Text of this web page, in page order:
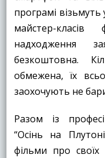
програмі
майстер-
надходження
безкоштовна.
обмежена, їх
заохочують не
Разом із
“Осінь на
фільми про своїх